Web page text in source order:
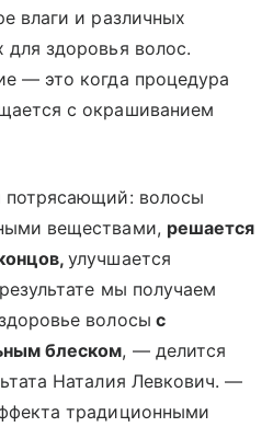
влаги и различных
здоровья волос.
— это когда процедура
с окрашиванием
волосы
веществами, решается
улучшается
мы получаем
волосы с
блеском, — делится
Наталия Левкович. —
традиционными